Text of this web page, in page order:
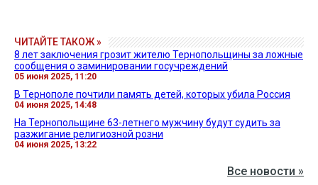
ЧИТАЙТЕ ТАКОЖ »
8 лет заключения грозит жителю Тернопольщины за ложные
сообщения о заминировании госучреждений
05 июня 2025, 11:20
В Тернополе почтили память детей, которых убила Россия
04 июня 2025, 14:48
На Тернопольщине 63-летнего мужчину будут судить за
разжигание религиозной розни
04 июня 2025, 13:22
Все новости »